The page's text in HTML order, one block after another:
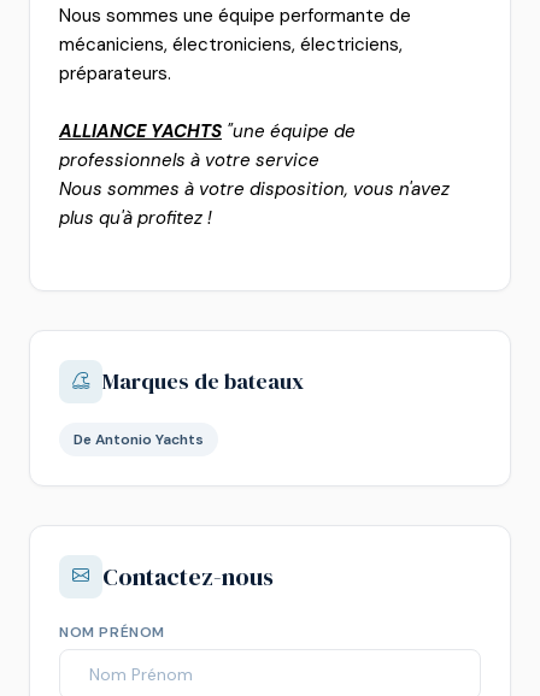
Nous sommes une équipe performante de
mécaniciens, électroniciens, électriciens,
préparateurs.
ALLIANCE YACHTS "une équipe de
professionnels à votre service
Nous sommes à votre disposition, vous n'avez
plus qu'à profitez !
Marques de bateaux
De Antonio Yachts
Contactez-nous
NOM PRÉNOM